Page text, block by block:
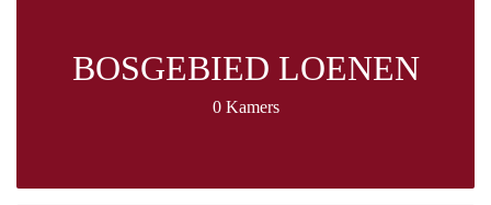
BOSGEBIED LOENEN
0 Kamers